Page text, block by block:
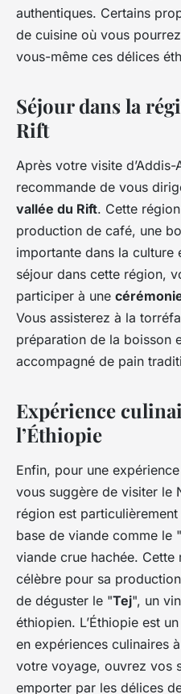
authentiques. Certains
de cuisine où vous
vous-même ces délices
Séjour dans la
Rift
Après votre visite
recommande de vous
vallée du Rift. Cette
production de café, une
importante dans la
séjour dans cette région,
participer à une
Vous assisterez à la
préparation de la boisson
accompagné de pain
Expérience
l’Éthiopie
Enfin, pour une
vous suggère de visiter le
région est
base de viande comme le
viande crue hachée. Cette
célèbre pour sa
de déguster le "Tej", un
éthiopien. L’Éthiopie est
en expériences culinaires
votre voyage, ouvrez vos
emporter par les délices